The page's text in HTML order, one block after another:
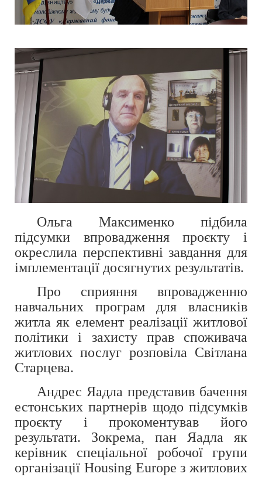
Ольга Максименко підбила
підсумки впровадження проєкту і
окреслила перспективні завдання для
імплементації досягнутих результатів.
Про сприяння впровадженню
навчальних програм для власників
житла як елемент реалізації житлової
політики і захисту прав споживача
житлових послуг розповіла Світлана
Старцева.
Андрес Яадла представив бачення
естонських партнерів щодо підсумків
проєкту і прокоментував його
результати. Зокрема, пан Яадла як
керівник спеціальної робочої групи
організації Housing Europe з житлових